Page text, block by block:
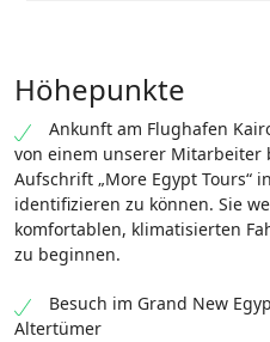
Höhepunkte
Ankunft am Flughafen
von einem unserer
Aufschrift „More Egypt Tours“
identifizieren zu können. Sie
komfortablen, klimatisierten
zu beginnen.
Besuch im Grand New
Altertümer